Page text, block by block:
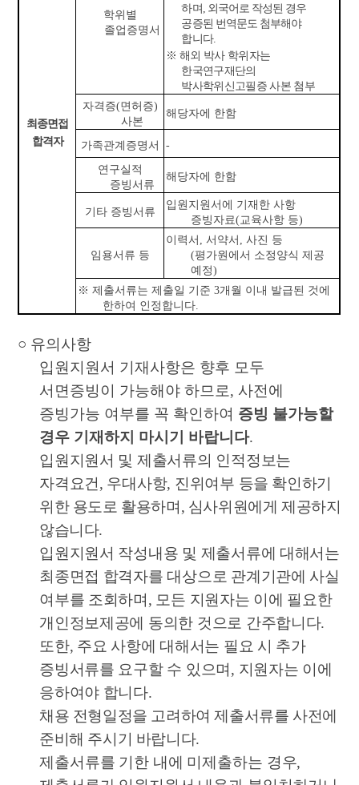
최종면접
합격자
학위별
졸업증명서
하며 외국어로 작성된 경우
공증된 번역문도 첨부해야
합니다.
※ 해외 박사 학위자는
한국연구재단의
박사학위신고필증 사본 첨부
자격증(면허증)
사본
해당자에 한함
가족관계증명서
-
연구실적
증빙서류
해당자에 한함
기타 증빙서류
입원지원서에 기재한 사항
증빙자료(교육사항 등)
임용서류 등
이력서 ,서약서 ,사진 등
(평가원에서 소정양식 제공
예정)
※제출서류는 제출일 기준3개월 이내 발급된 것에
한하여 인정합니다.
○ 유의사항
입원지원서 기재사항은 향후 모두
서면증빙이 가능해야 하므로, 사전에
증빙가능 여부를 꼭 확인하여 증빙 불가능할
경우 기재하지 마시기 바랍니다.
입원지원서 및 제출서류의 인적정보는
자격요건, 우대사항, 진위여부 등을 확인하기
위한 용도로 활용하며 , 심사위원에게 제공하지
않습니다.
입원지원서 작성내용 및 제출서류에 대해서는
최종면접 합격자를 대상으로 관계기관에 사실
여부를 조회하며 , 모든 지원자는 이에 필요한
개인정보제공에 동의한 것으로 간주합니다.
또한, 주요 사항에 대해서는 필요 시 추가
증빙서류를 요구할 수 있으며 , 지원자는 이에
응하여야 합니다.
채용 전형일정을 고려하여 제출서류를 사전에
준비해 주시기 바랍니다.
제출서류를 기한 내에 미제출하는 경우,